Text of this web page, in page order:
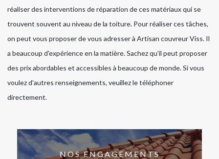
réaliser des interventions de réparation de ces matériaux qui se
trouvent souvent au niveau de la toiture. Pour réaliser ces tâches,
on peut vous proposer de vous adresser à Artisan couvreur Viss. Il
a beaucoup d'expérience en la matière. Sachez qu'il peut proposer
des prix abordables et accessibles à beaucoup de monde. Si vous
voulez d'autres renseignements, veuillez le téléphoner
directement.
NOS ENGAGEMENTS